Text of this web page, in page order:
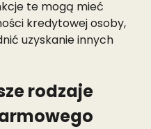
te mogą mieć
kredytowej osoby,
uzyskanie innych
rodzaje